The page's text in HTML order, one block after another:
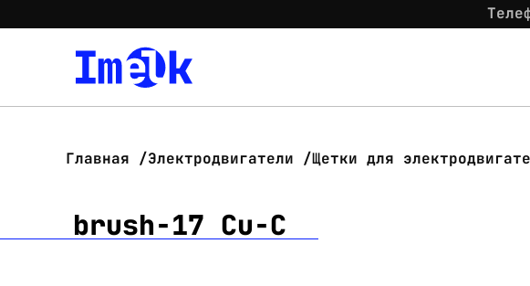
Главная Электродвигатели Щетки для
brush-17 Cu-C